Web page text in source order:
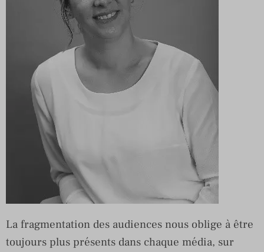
La fragmentation des audiences nous oblige à être
toujours plus présents dans chaque média, sur